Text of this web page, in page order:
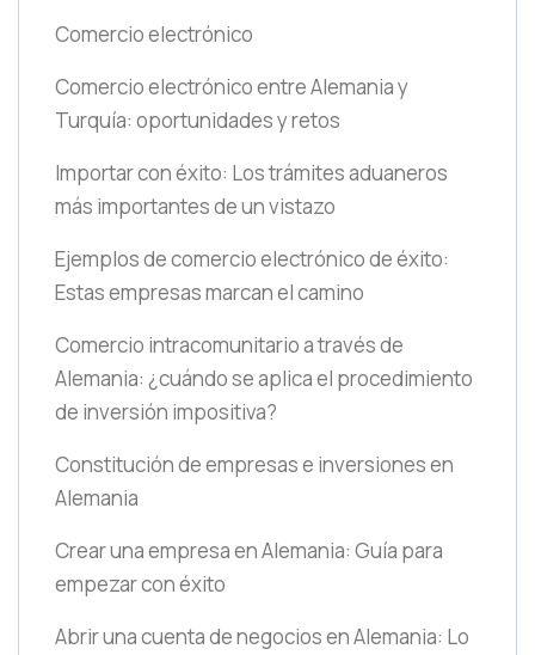
Comercio electrónico
Comercio electrónico entre Alemania y
Turquía: oportunidades y retos
Importar con éxito: Los trámites aduaneros
más importantes de un vistazo
Ejemplos de comercio electrónico de éxito:
Estas empresas marcan el camino
Comercio intracomunitario a través de
Alemania: ¿cuándo se aplica el procedimiento
de inversión impositiva?
Constitución de empresas e inversiones en
Alemania
Crear una empresa en Alemania: Guía para
empezar con éxito
Abrir una cuenta de negocios en Alemania: Lo